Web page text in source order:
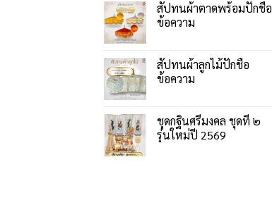
สัปทนผ้าตาดพร้อมปักชื่อ
ข้อความ
สัปทนผ้าลูกไม้ปักชื่อ
ข้อความ
ชุดกฐินศรีมงคล ชุดที่ ๒
รุ่นใหม่ปี 2569